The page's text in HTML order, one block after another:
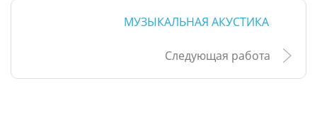
МУЗЫКАЛЬНАЯ АКУСТИКА
Следующая работа